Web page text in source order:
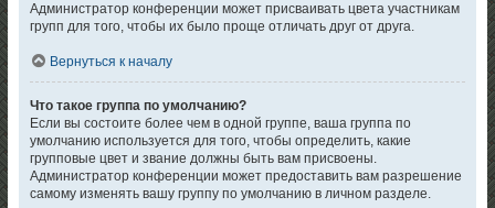
Администратор конференции может присваивать цвета участникам
групп для того, чтобы их было проще отличать друг от друга.
Вернуться к началу
Что такое группа по умолчанию?
Если вы состоите более чем в одной группе, ваша группа по
умолчанию используется для того, чтобы определить, какие
групповые цвет и звание должны быть вам присвоены.
Администратор конференции может предоставить вам разрешение
самому изменять вашу группу по умолчанию в личном разделе.